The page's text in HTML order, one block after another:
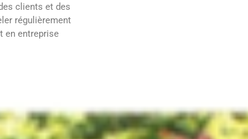
clients et des
régulièrement
en entreprise